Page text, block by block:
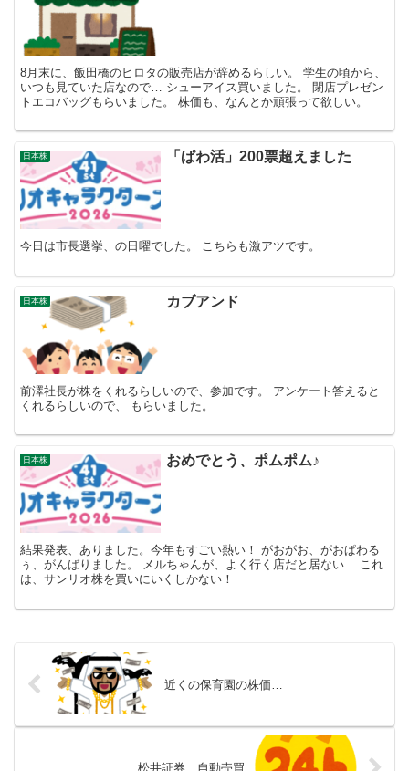
8月末に、飯田橋のヒロタの販売店が辞めるらしい。 学生の頃から、
いつも見ていた店なので… シューアイス買いました。 閉店プレゼン
トエコバッグもらいました。 株価も、なんとか頑張って欲しい。
日本株 「ぱわ活」200票超えました
今日は市長選挙、の日曜でした。 こちらも激アツです。
日本株 カブアンド
前澤社長が株をくれるらしいので、参加です。 アンケート答えると
くれるらしいので、 もらいました。
日本株 おめでとう、ポムポム♪
結果発表、ありました。今年もすごい熱い！ がおがお、がおぱわる
ぅ、がんばりました。 メルちゃんが、よく行く店だと居ない… これ
は、サンリオ株を買いにいくしかない！
近くの保育園の株価…
松井証券、自動売買